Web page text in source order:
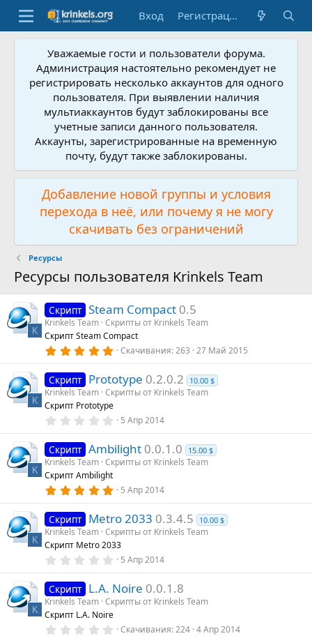
Вход Регистрация
Уважаемые гости и пользователи форума.
Администрация настоятельно рекомендует не
регистрировать несколько аккаунтов для одного
пользователя. При выявлении наличия
мультиаккаунтов будут заблокированы все
учетные записи данного пользователя.
Аккаунты, зарегистрированные на временную
почту, будут также заблокированы.
Добавление новой группы и условия
перехода в неё, или почему я не могу
скачивать без ограничений
Ресурсы
Ресурсы пользователя Krinkels Team
K
Скрипт Steam Compact 0.5
Krinkels Team Скрипты от Krinkels Team
Скрипт Steam Compact
5
0
з
в
ё
з
Скачивания 263 27 Май 2015
K
Скрипт Prototype 0.2.0.2 10.00 $
Krinkels Team Скрипты от Krinkels Team
Скрипт Prototype
0
0
з
в
з
5 Апр 2014
K
Скрипт Ambilight 0.0.1.0 15.00 $
Krinkels Team Скрипты от Krinkels Team
Скрипт Ambilight
5
0
з
в
ё
з
5 Апр 2014
K
Скрипт Metro 2033 0.3.4.5 10.00 $
Krinkels Team Скрипты от Krinkels Team
Скрипт Metro 2033
0
0
з
в
ё
з
5 Апр 2014
K
Скрипт L.A. Noire 0.0.1.8
Krinkels Team Скрипты от Krinkels Team
Скрипт L.A. Noire
0Скачивания 224 4 Апр 2014